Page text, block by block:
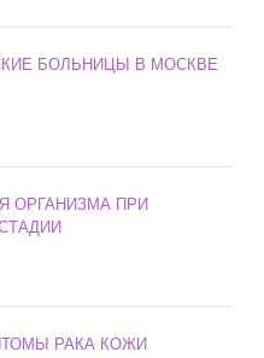
БОЛЬНИЦЫ В МОСКВЕ
ОРГАНИЗМА ПРИ
РАКА КОЖИ